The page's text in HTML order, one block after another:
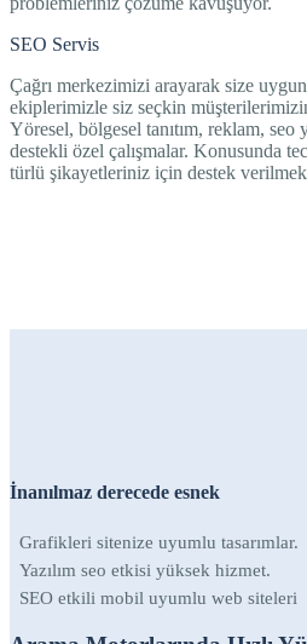
SEO Servis
Çağrı merkezimizi arayarak size
ekiplerimizle siz seçkin
Yöresel, bölgesel tanıtım, reklam, seo
destekli özel çalışmalar. Konusunda
türlü şikayetleriniz için destek
İnanılmaz derecede esnek
Grafikleri sitenize uyumlu tasarımlar.
Yazılım seo etkisi yüksek hizmet.
SEO etkili mobil uyumlu web siteleri